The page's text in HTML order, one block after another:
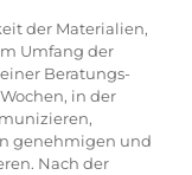
der Materialien,
Umfang der
Beratungs-
in der
genehmigen und
Nach der